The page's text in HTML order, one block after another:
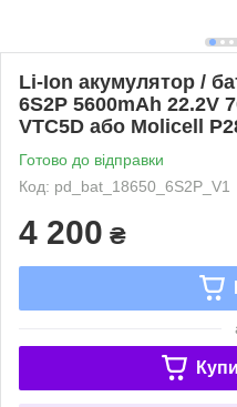
Li-Ion акумулятор /
6S2P 5600mAh 22.2V
VTC5D або Molicell
Готово до відправки
Код: pd_bat_18650_6S2P_V1
4 200 ₴